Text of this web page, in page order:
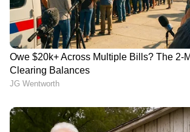
അടുത്തിടെ വിസാനിയമത്തിൽ
കാതലായ മാറ്റമാണ് ലോക
RECOMMENDED STORIES